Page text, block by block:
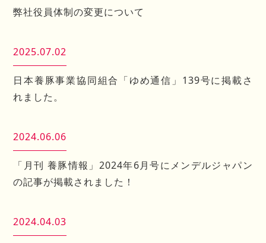
弊社役員体制の変更について
2025.07.02
日本養豚事業協同組合「ゆめ通信」139号に掲載さ
れました。
2024.06.06
「月刊 養豚情報」2024年6月号にメンデルジャパン
の記事が掲載されました！
2024.04.03